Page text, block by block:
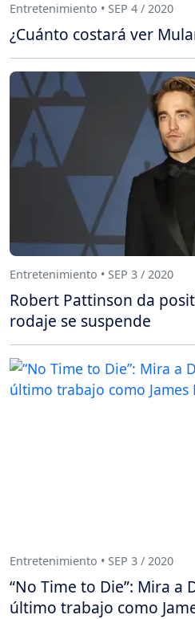
Entretenimiento • SEP 4 / 2020
¿Cuánto costará ver
Entretenimiento • SEP 3 / 2020
Robert Pattinson da
rodaje se suspende
Entretenimiento • SEP 3 / 2020
“No Time to Die”: Mira a
último trabajo como